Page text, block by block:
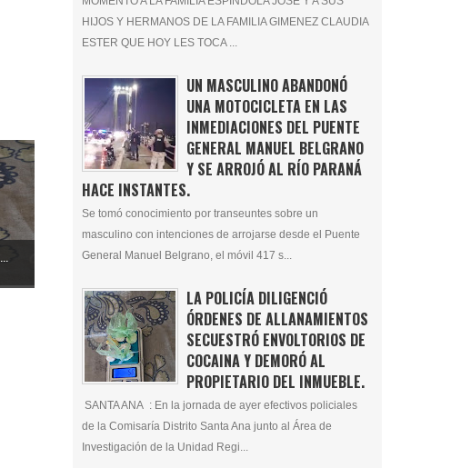
HIJOS Y HERMANOS DE LA FAMILIA GIMENEZ CLAUDIA
ESTER QUE HOY LES TOCA ...
UN MASCULINO ABANDONÓ
UNA MOTOCICLETA EN LAS
INMEDIACIONES DEL PUENTE
GENERAL MANUEL BELGRANO
Y SE ARROJÓ AL RÍO PARANÁ
HACE INSTANTES.
Se tomó conocimiento por transeuntes sobre un
masculino con intenciones de arrojarse desde el Puente
General Manuel Belgrano, el móvil 417 s...
LA POLICÍA DILIGENCIÓ
ÓRDENES DE ALLANAMIENTOS
SECUESTRÓ ENVOLTORIOS DE
COCAINA Y DEMORÓ AL
PROPIETARIO DEL INMUEBLE.
SANTA ANA : En la jornada de ayer efectivos policiales
de la Comisaría Distrito Santa Ana junto al Área de
Investigación de la Unidad Regi...